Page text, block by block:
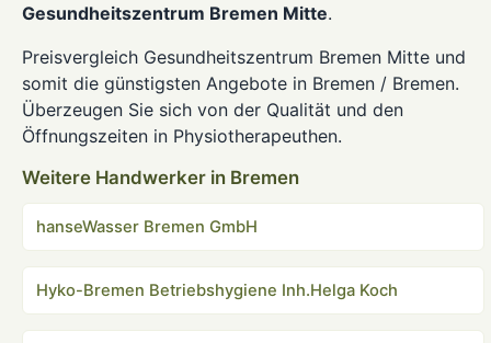
Gesundheitszentrum Bremen Mitte.
Preisvergleich Gesundheitszentrum Bremen Mitte und
somit die günstigsten Angebote in Bremen / Bremen.
Überzeugen Sie sich von der Qualität und den
Öffnungszeiten in Physiotherapeuthen.
Weitere Handwerker in Bremen
hanseWasser Bremen GmbH
Hyko-Bremen Betriebshygiene Inh.Helga Koch